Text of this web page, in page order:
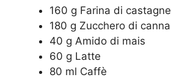
160 g Farina di castagne
180 g Zucchero di canna
40 g Amido di mais
60 g Latte
80 ml Caffè